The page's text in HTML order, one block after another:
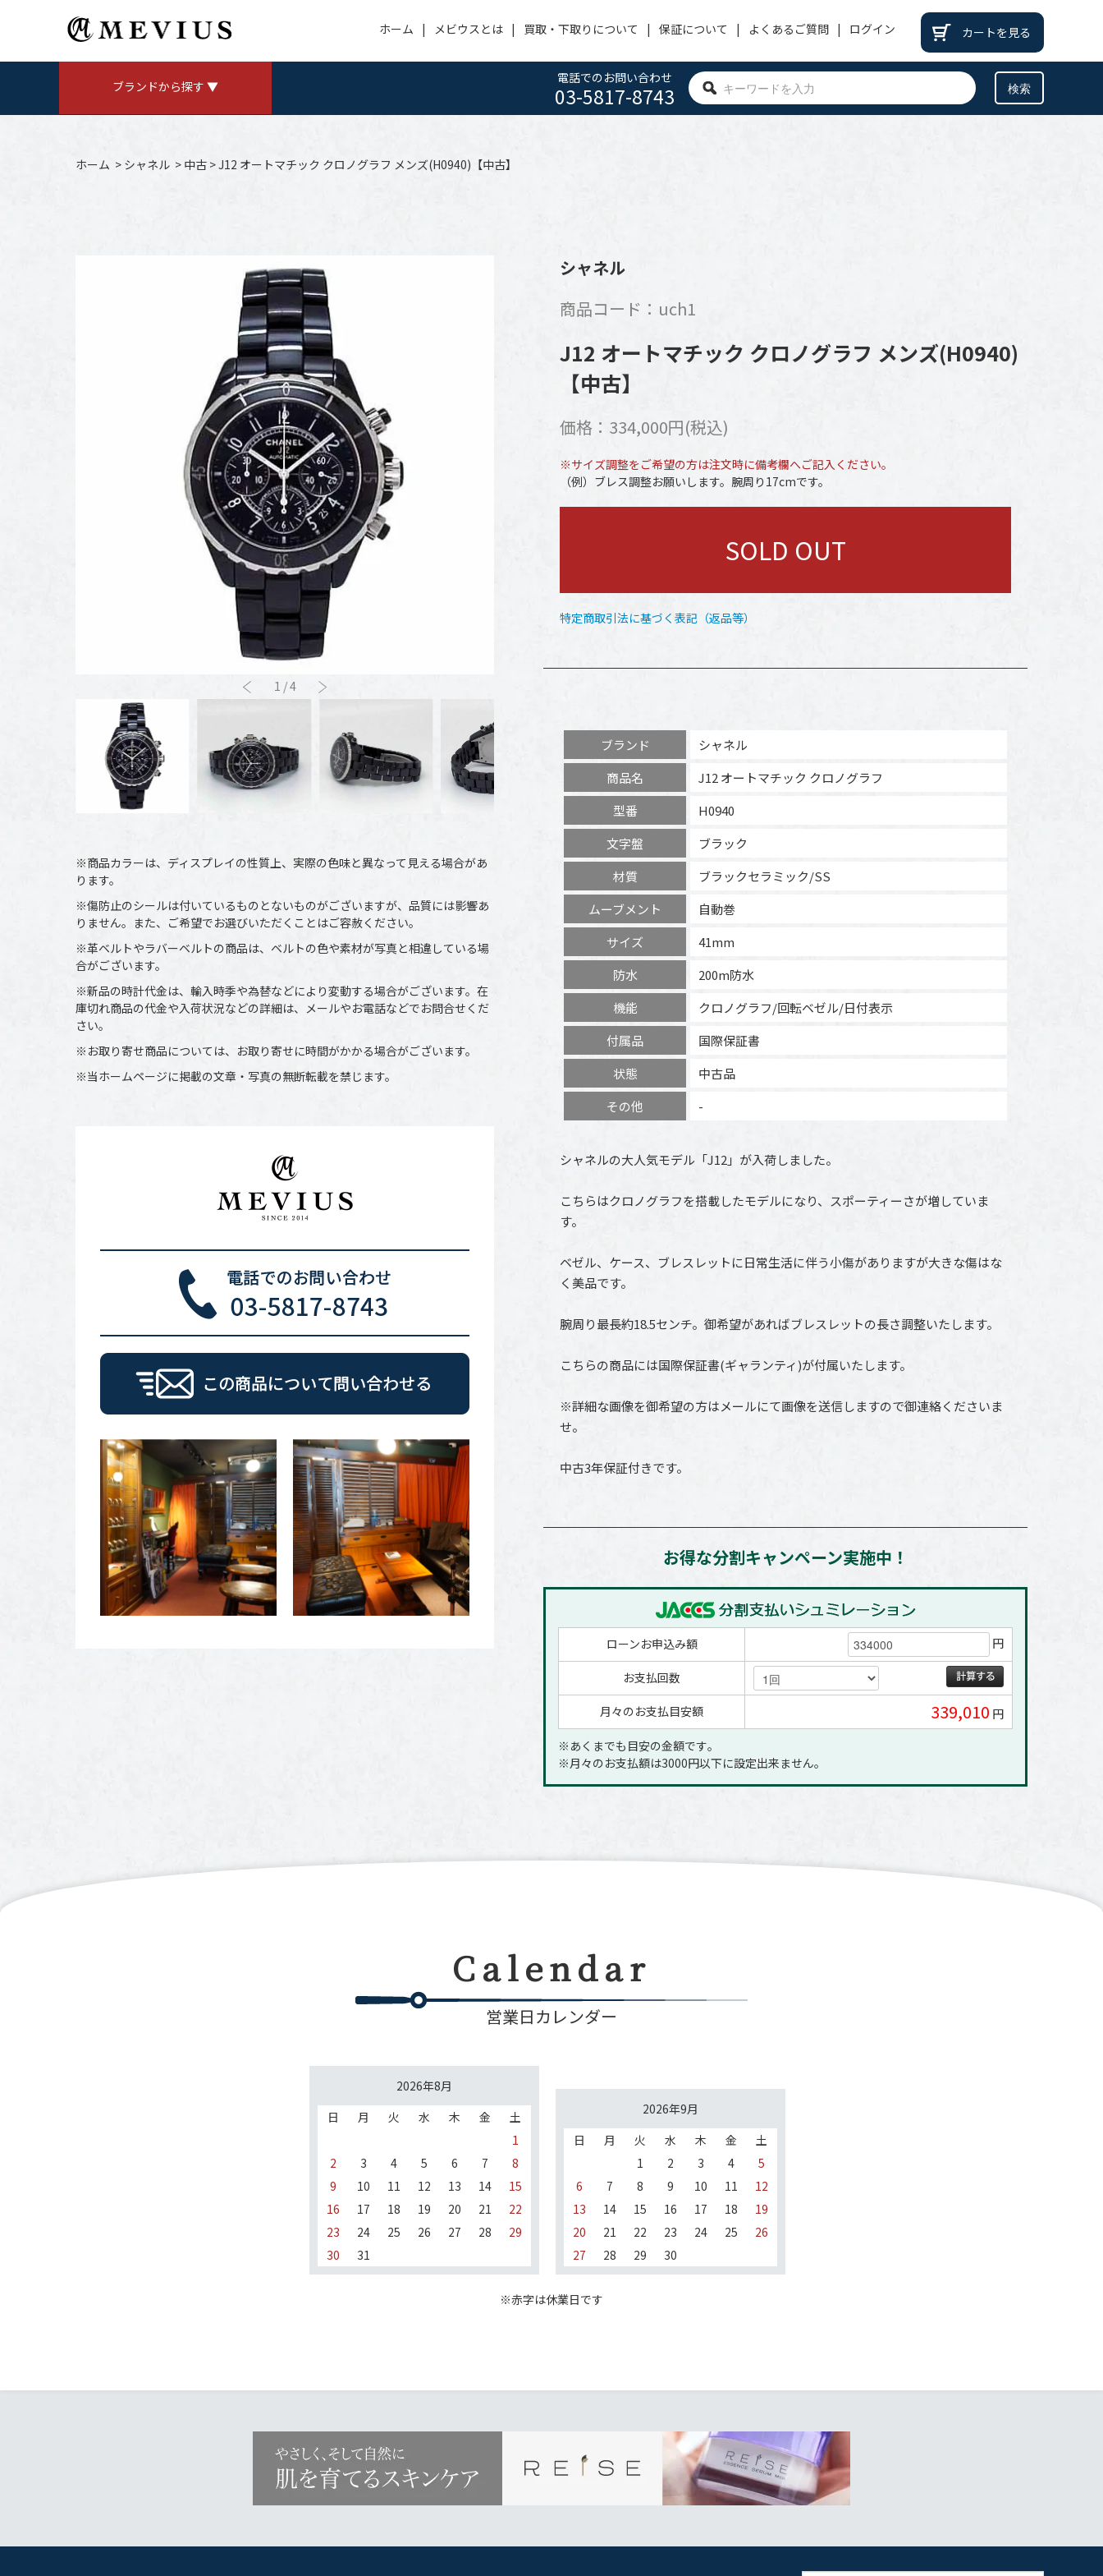
ホーム メビウスとは 買取・下取りについて 保証について よくあるご質問 ログイン カートを見る
ブランドから探す ▼
ロレックス オメガ
シャネル
FRANCK MULLER
フランクミュラー
Jaeger LeCoultre
ジャガールクルト
TAG HEUER SEIKO
電話でのお問い合わせ
03-5817-8743
ホーム > シャネル > 中古 >J12 オートマチック クロノグラフ メンズ(H0940)【中古】
1 /4
※商品カラーは、ディスプレイの性質上、実際の色味と異なって見える場合があ
ります。
※傷防止のシールは付いているものとないものがございますが、品質には影響あ
りません。また、ご希望でお選びいただくことはご容赦ください。
※革ベルトやラバーベルトの商品は、ベルトの色や素材が写真と相違している場
合がございます。
※新品の時計代金は、輸入時季や為替などにより変動する場合がございます。在
庫切れ商品の代金や入荷状況などの詳細は、メールやお電話などでお問合せくだ
さい。
※お取り寄せ商品については、お取り寄せに時間がかかる場合がございます。
※当ホームページに掲載の文章・写真の無断転載を禁じます。
シャネル
商品コード：uch1
J12 オートマチック クロノグラフ メンズ(H0940)
【中古】
価格：334,000円(税込)
※サイズ調整をご希望の方は注文時に備考欄へご記入ください。
（例）ブレス調整お願いします。腕周り17cmです。
SOLD OUT
特定商取引法に基づく表記（返品等）
ブランド
シャネル
商品名
J12 オートマチック クロノグラフ
型番
H0940
文字盤
ブラック
材質
ブラックセラミック/SS
ムーブメント
自動巻
サイズ
41mm
防水
200m防水
機能
クロノグラフ/回転ベゼル/日付表示
付属品
国際保証書
状態
中古品
その他
-
シャネルの大人気モデル「J12」が入荷しました。
こちらはクロノグラフを搭載したモデルになり、スポーティーさが増していま
す。
ベゼル、ケース、ブレスレットに日常生活に伴う小傷がありますが大きな傷はな
く美品です。
腕周り最長約18.5センチ。御希望があればブレスレットの長さ調整いたします。
こちらの商品には国際保証書(ギャランティ)が付属いたします。
※詳細な画像を御希望の方はメールにて画像を送信しますので御連絡くださいま
せ。
中古3年保証付きです。
お得な分割キャンペーン実施中！
ローンお申込み額 円
お支払回数
月々のお支払目安額 339,010 円
※あくまでも目安の金額です｡
※月々のお支払額は3000円以下に設定出来ません｡
Calendar
営業日カレンダー
2026年8月
日
月 火 水 木 金
土
1
2
3 4 5 6 7
8
9
10 11 12 13 14
15
16
17 18 19 20 21
22
23
24 25 26 27 28
29
30
31
2026年9月
日
月 火 水 木 金
土
1
2 3 4
5
6
7 8 9 10 11
12
13
14 15 16 17 18
19
20
21 22 23 24 25
26
27
28 29 30
※赤字は休業日です